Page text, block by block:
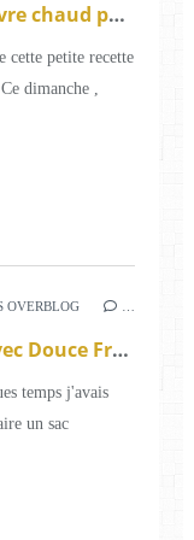
Petite salade au chèvre chaud pelardon , noix de pecan et sa vinaigrette au vinaigre de cidre bio .
cette petite recette
dimanche ,
OVERBLOG
Opération canard avec Douce France .
temps j'avais
un sac